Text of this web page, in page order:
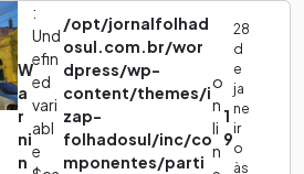
W
a
r
ni
n
:
Und
efin
ed
vari
abl
e
/opt/jornalfolhad
osul.com.br/wor
dpress/wp-
content/themes/i
zap-
folhadosul/inc/co
mponentes/parti
o
n
li
n
1
9
28
d
e
ja
ne
ir
o
às